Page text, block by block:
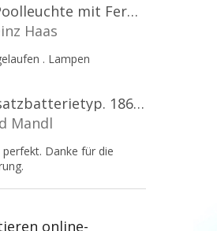
RGB-LED-Poolleuchte mit Fernbedienung, 12W, 1260lm, PAR56, 12V, 1+1 gratis!
beträgt 5 von 5 Sternen.
Haas
. Lampen
Solight Ersatzbatterietyp. 18650, 3,7 V, Li-Ion, 2200 mAh [WN900]
beträgt 5 von 5 Sternen.
Mandl
Danke für die
online-